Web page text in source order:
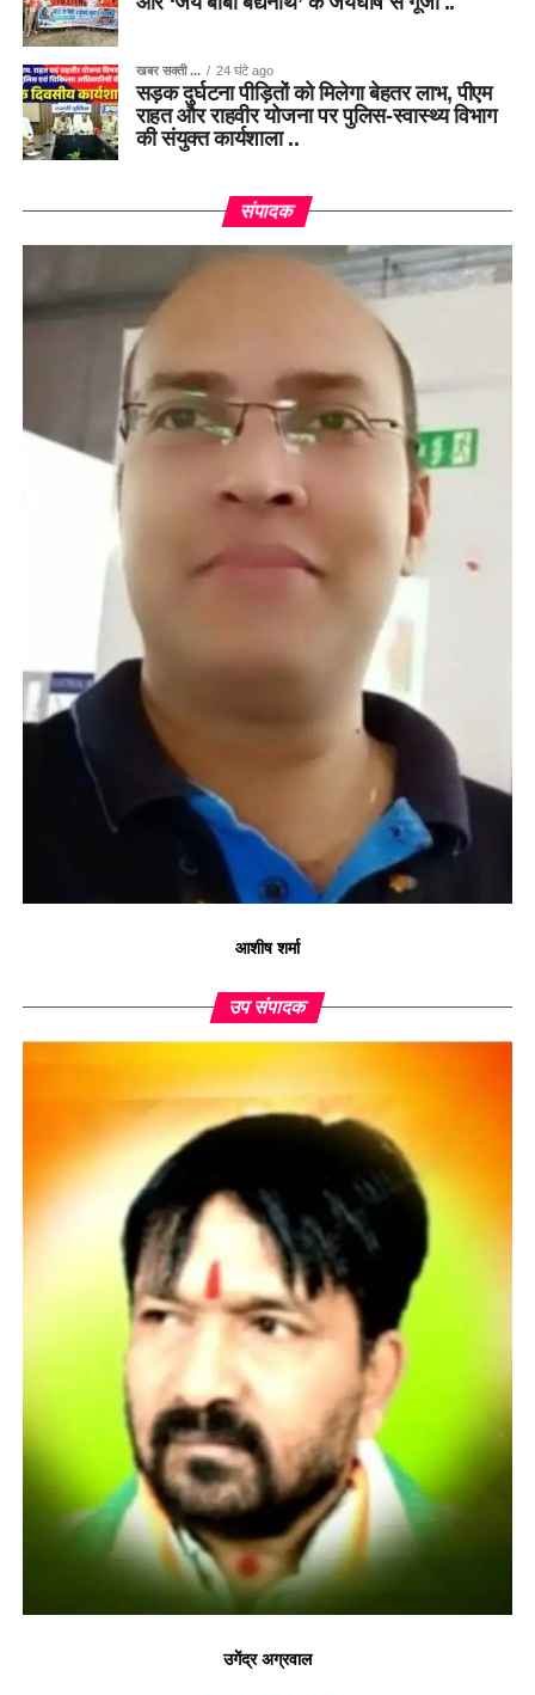
खबर सक्ती ... 24 घंटे ago
सड़क दुर्घटना पीड़ितों को मिलेगा बेहतर लाभ, पीएम
राहत और राहवीर योजना पर पुलिस-स्वास्थ्य विभाग
की संयुक्त कार्यशाला ..
संपादक
आशीष शर्मा
उप संपादक
उगेंद्र अग्रवाल